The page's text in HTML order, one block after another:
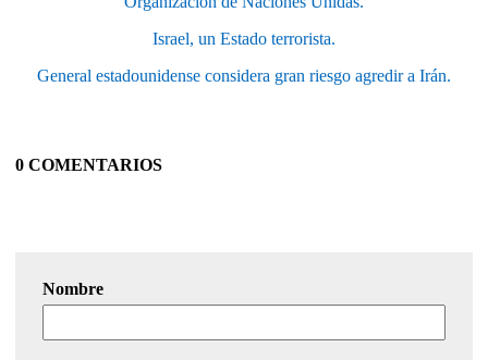
Israel, un Estado terrorista.
General estadounidense considera gran riesgo agredir a Irán.
0 COMENTARIOS
Nombre